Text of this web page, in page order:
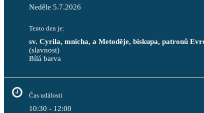
Neděle 5.7.2026
Tento den je:
sv. Cyrila, mnicha, a Metoděje, biskupa, patronů
(slavnost)
Bílá
Čas události
10:30 - 12:00